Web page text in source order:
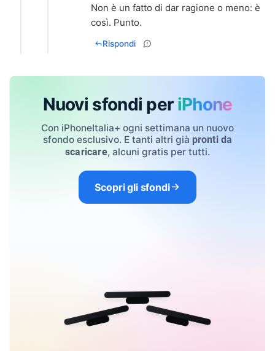
Non è un fatto di dar ragione o meno: è
così. Punto.
Rispondi
Nuovi sfondi per iPhone
Con iPhoneItalia+ ogni settimana un nuovo
sfondo esclusivo. E tanti altri già pronti da
scaricare, alcuni gratis per tutti.
Scopri gli sfondi